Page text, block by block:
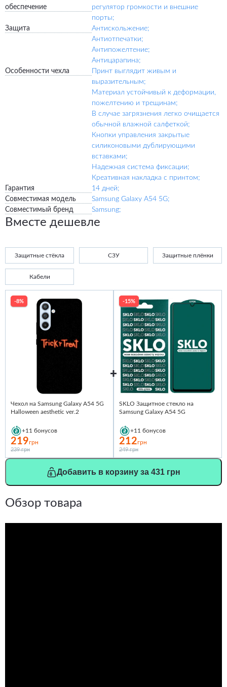
обеспечение
регулятор громкости и внешние
порты;
Защита
Антискольжение;
Антиотпечатки;
Антипожелтение;
Антицарапина;
Особенности чехла
Принт выглядит живым и
выразительным;
Материал устойчивый к деформации,
пожелтению и трещинам;
В случае загрязнения легко очищается
обычной влажной салфеткой;
Кнопки управления закрытые
силиконовыми дублирующими
вставками;
Надежная система фиксации;
Креативная накладка с принтом;
Гарантия
14 дней;
Совместимая модель
Samsung Galaxy A54 5G;
Совместимый бренд
Samsung;
Вместе дешевле
Защитные стёкла СЗУ Защитные плёнки
Кабели
-8%
Чехол на Samsung Galaxy A54 5G
Halloween aesthetic ver.2
+11 бонусов
219грн
239 грн
-15%
SKLO Защитное стекло на
Samsung Galaxy A54 5G
+11 бонусов
212грн
249 грн
Добавить в корзину за 431 грн
Обзор товара